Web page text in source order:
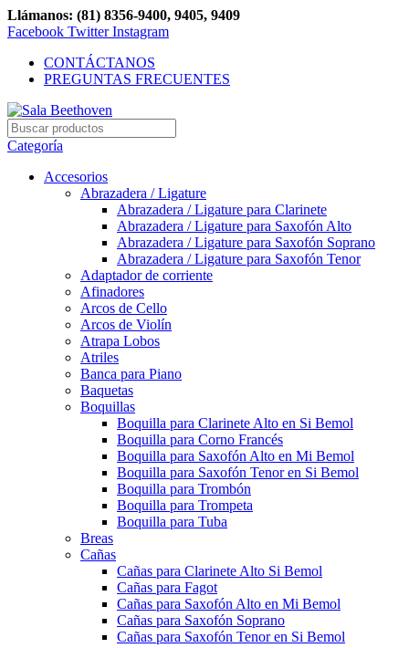
Llámanos: (81) 8356-9400, 9405, 9409
Facebook Twitter Instagram
CONTÁCTANOS
PREGUNTAS FRECUENTES
Categoría
Accesorios
Abrazadera / Ligature
Abrazadera / Ligature para Clarinete
Abrazadera / Ligature para Saxofón Alto
Abrazadera / Ligature para Saxofón Soprano
Abrazadera / Ligature para Saxofón Tenor
Adaptador de corriente
Afinadores
Arcos de Cello
Arcos de Violín
Atrapa Lobos
Atriles
Banca para Piano
Baquetas
Boquillas
Boquilla para Clarinete Alto en Si Bemol
Boquilla para Corno Francés
Boquilla para Saxofón Alto en Mi Bemol
Boquilla para Saxofón Tenor en Si Bemol
Boquilla para Trombón
Boquilla para Trompeta
Boquilla para Tuba
Breas
Cañas
Cañas para Clarinete Alto Si Bemol
Cañas para Fagot
Cañas para Saxofón Alto en Mi Bemol
Cañas para Saxofón Soprano
Cañas para Saxofón Tenor en Si Bemol